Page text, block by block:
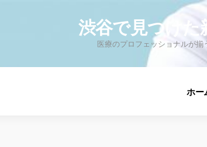
渋谷で見つけた
医療のプロフェッショナルが揃
ホー